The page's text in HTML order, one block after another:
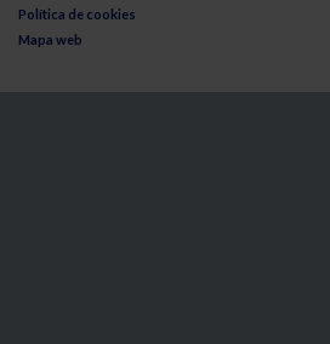
Política de cookies
Mapa web